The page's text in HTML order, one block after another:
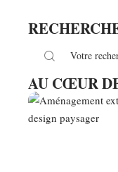
AU CŒUR